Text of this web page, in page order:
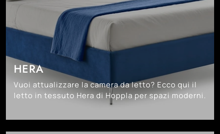
HERA
Vuoi attualizzare la camera da letto? Ecco qui il
letto in tessuto Hera di Hoppla per spazi moderni.